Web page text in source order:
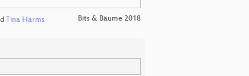
Tina Harms Bits & Bäume 2018